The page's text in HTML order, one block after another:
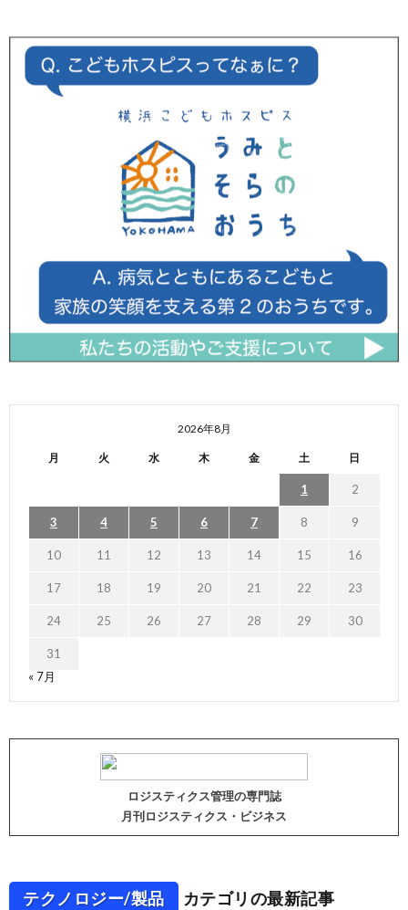
2026年8月
月 火 水 木 金 土 日
1 2
3 4 5 6 7 8 9
10 11 12 13 14 15 16
17 18 19 20 21 22 23
24 25 26 27 28 29 30
31
« 7月
ロジスティクス管理の専門誌
月刊ロジスティクス・ビジネス
テクノロジー/製品 カテゴリの最新記事